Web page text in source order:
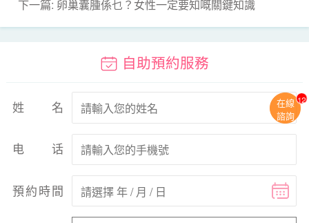
下一篇: 卵巢囊腫係乜？女性一定要知嘅關鍵知識
自助預約服務
姓名
电话
預約時間
在線
諮詢
13